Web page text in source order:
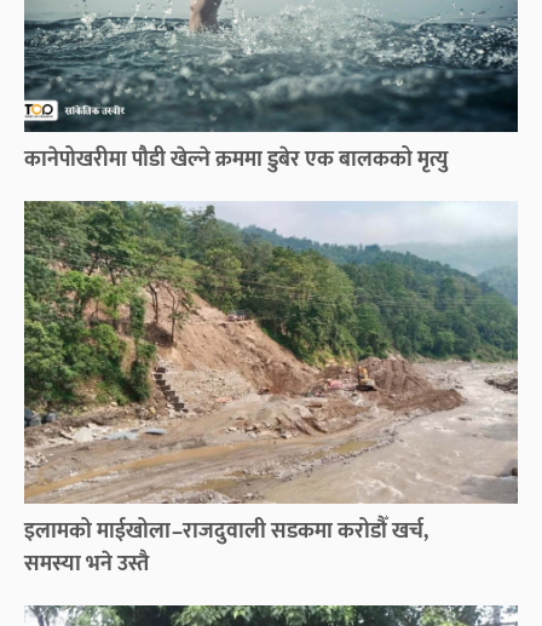
कानेपोखरीमा पौडी खेल्ने क्रममा डुबेर एक बालकको मृत्यु
इलामको माईखोला–राजदुवाली सडकमा करोडौँ खर्च,
समस्या भने उस्तै